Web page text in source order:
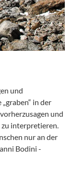
und
in der
und
interpretieren.
nur an der
Bodini -